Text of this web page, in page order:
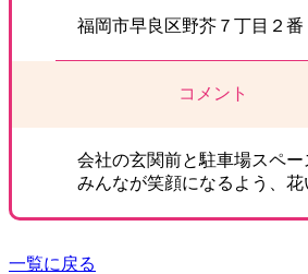
福岡市早良区野芥７丁目２番
コメント
会社の玄関前と駐車場スペ
みんなが笑顔になるよう、花
一覧に戻る